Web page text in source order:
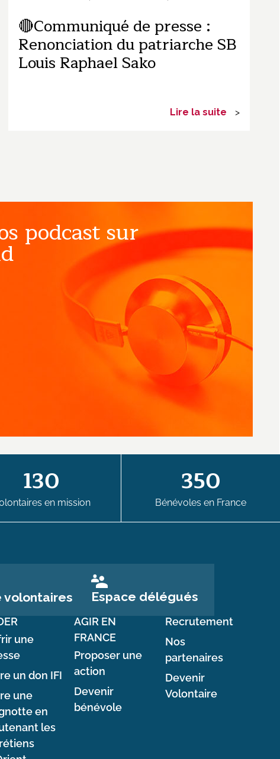
🔴Communiqué de presse :
Renonciation du patriarche SB
Louis Raphael Sako
Lire la suite >
podcast sur
130
en mission
350
Bénévoles en France
volontaires Espace délégués
une
un don IFI
une
en
les
AGIR EN
FRANCE
Proposer une
action
Devenir
bénévole
Recrutement
Nos
partenaires
Devenir
Volontaire